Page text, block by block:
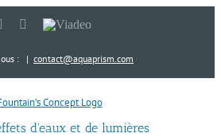
LinkedInYouTube
Viadeo
: | contact@aquaprism.com
d'eaux et de lumières